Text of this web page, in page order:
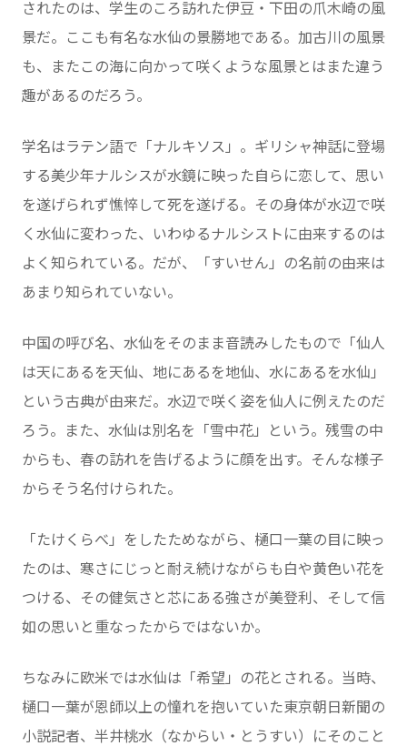
されたのは、学生のころ訪れた伊豆・下田の爪木崎の風
景だ。ここも有名な水仙の景勝地である。加古川の風景
も、またこの海に向かって咲くような風景とはまた違う
趣があるのだろう。
学名はラテン語で「ナルキソス」。ギリシャ神話に登場
する美少年ナルシスが水鏡に映った自らに恋して、思い
を遂げられず憔悴して死を遂げる。その身体が水辺で咲
く水仙に変わった、いわゆるナルシストに由来するのは
よく知られている。だが、「すいせん」の名前の由来は
あまり知られていない。
中国の呼び名、水仙をそのまま音読みしたもので「仙人
は天にあるを天仙、地にあるを地仙、水にあるを水仙」
という古典が由来だ。水辺で咲く姿を仙人に例えたのだ
ろう。また、水仙は別名を「雪中花」という。残雪の中
からも、春の訪れを告げるように顔を出す。そんな様子
からそう名付けられた。
「たけくらべ」をしたためながら、樋口一葉の目に映っ
たのは、寒さにじっと耐え続けながらも白や黄色い花を
つける、その健気さと芯にある強さが美登利、そして信
如の思いと重なったからではないか。
ちなみに欧米では水仙は「希望」の花とされる。当時、
樋口一葉が恩師以上の憧れを抱いていた東京朝日新聞の
小説記者、半井桃水（なからい・とうすい）にそのこと